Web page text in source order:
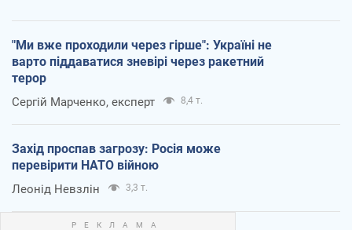
"Ми вже проходили через гірше": Україні не
варто піддаватися зневірі через ракетний
терор
Сергій Марченко, експерт 8,4 т.
Захід проспав загрозу: Росія може
перевірити НАТО війною
Леонід Невзлін 3,3 т.